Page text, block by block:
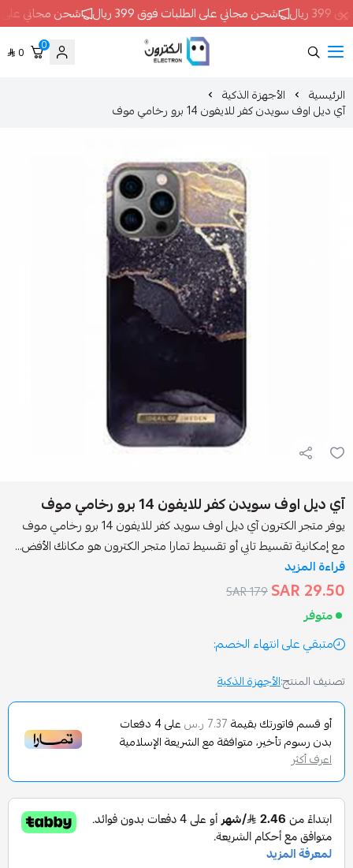
شحن مجاني على الطلبات فوق 399 ريال شحن مجاني على الطلبات فوق 399 ريال
الأجهزة الذكية
للايفون 14 برو رخامي موف
كفر للايفون 14 برو رخامي موف
يوفر متجر الكترون آي ديل اوف سويد كفر للايفون 14 برو رخامي موف
تابي أو تقسيط تمارا متجر الكترون هو مكانك الأفض...
179 SAR
الخصم:
الأجهزة الذكية
بقيمة 7.37 ر.س على4دفعات
متوافقة مع الشريعة الإسلامية